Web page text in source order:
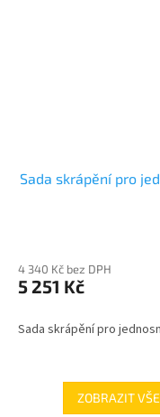
Sada skrápění pro
4 340 Kč bez DPH
5 251 Kč
Sada skrápění pro
ZOBRAZIT